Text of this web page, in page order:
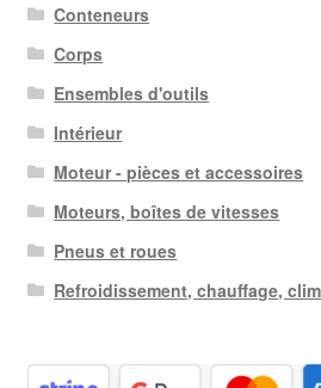
Conteneurs
Corps
Ensembles d'outils
Intérieur
Moteur - pièces et accessoires
Moteurs, boîtes de vitesses
Pneus et roues
Refroidissement, chauffage,